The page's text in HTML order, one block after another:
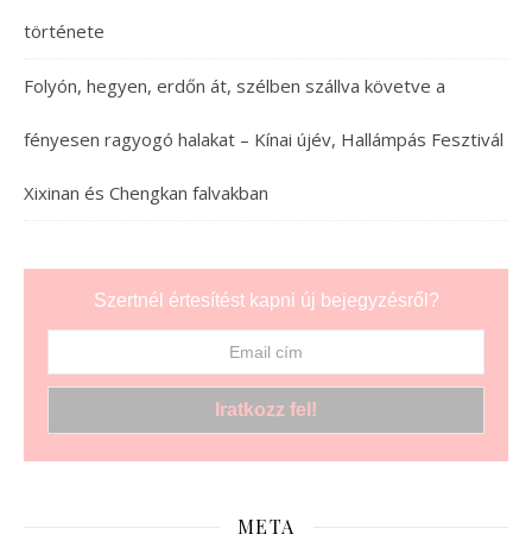
története
Folyón, hegyen, erdőn át, szélben szállva követve a
fényesen ragyogó halakat – Kínai újév, Hallámpás Fesztivál
Xixinan és Chengkan falvakban
Szertnél értesítést kapni új bejegyzésről?
META